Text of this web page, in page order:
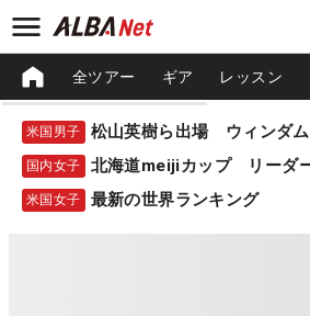
全ツアー ギア レッスン
米国男子
国内女子 北海道meijiカップ リーダ
米国女子 最新の世界ランキング